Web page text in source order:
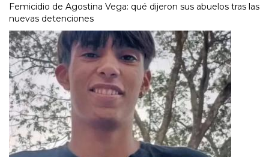
Femicidio de Agostina Vega: qué dijeron sus abuelos tras las
nuevas detenciones